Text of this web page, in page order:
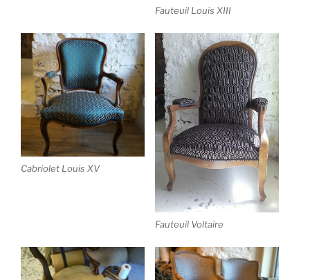
Fauteuil Louis XIII
Cabriolet Louis XV
Fauteuil Voltaire